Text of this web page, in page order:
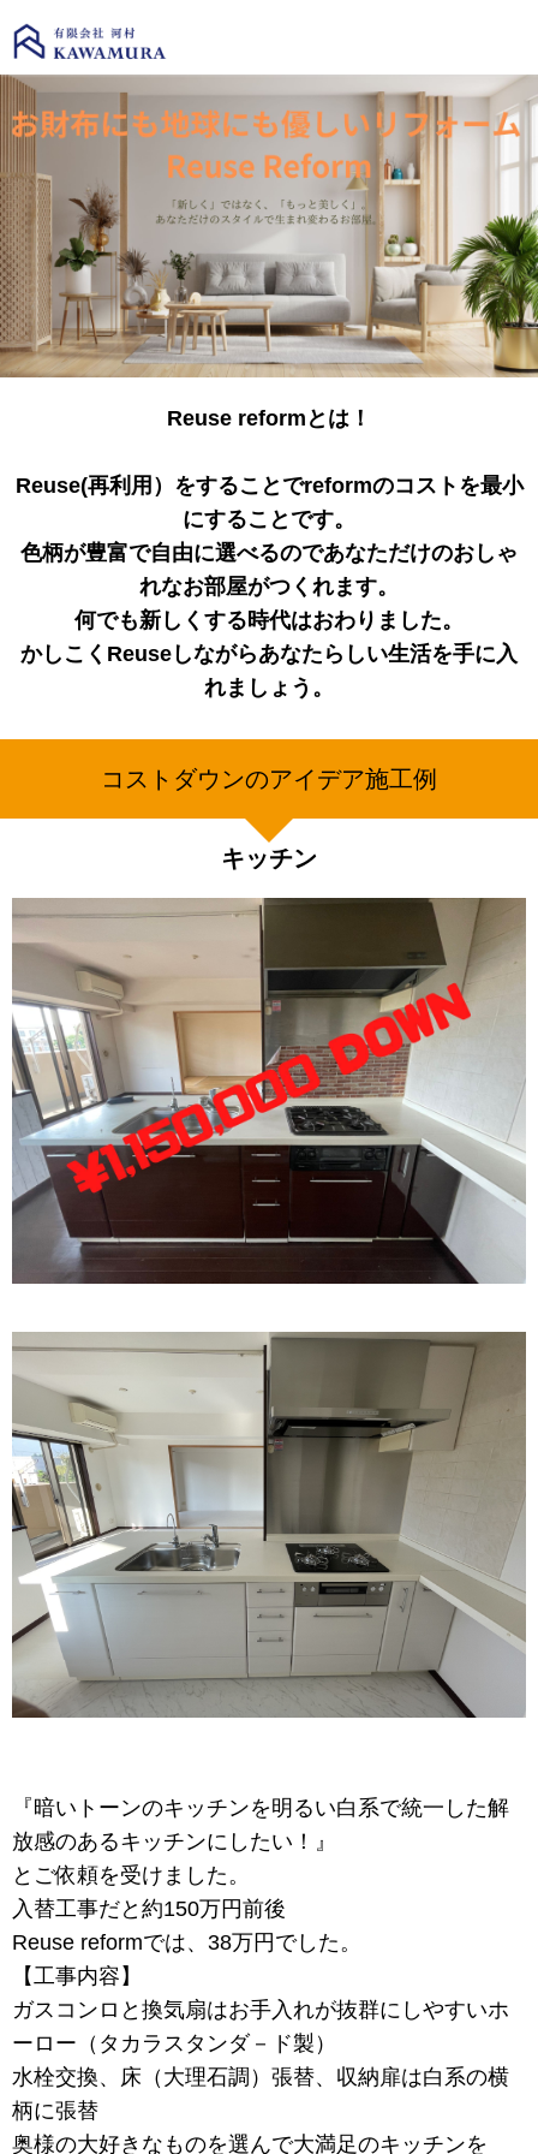
Reuse reformとは！
Reuse(再利用）をすることでreformのコストを最小
にすることです。
色柄が豊富で自由に選べるのであなただけのおしゃ
れなお部屋がつくれます。
何でも新しくする時代はおわりました。
かしこくReuseしながらあなたらしい生活を手に入
れましょう。
コストダウンのアイデア施工例
キッチン
『暗いトーンのキッチンを明るい白系で統一した解
放感のあるキッチンにしたい！』
とご依頼を受けました。
入替工事だと約150万円前後
Reuse reformでは、38万円でした。
【工事内容】
ガスコンロと換気扇はお手入れが抜群にしやすいホ
ーロー（タカラスタンダ－ド製）
水栓交換、床（大理石調）張替、収納扉は白系の横
柄に張替
奥様の大好きなものを選んで大満足のキッチンを